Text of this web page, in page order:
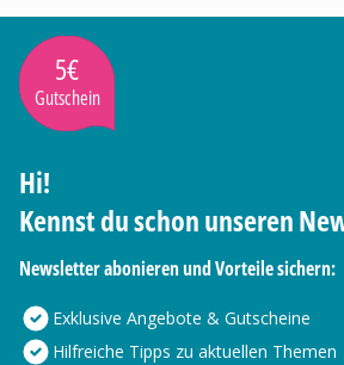
5€
Gutschein
Hi!
Kennst du schon unseren
Newsletter abonieren und Vorteile sichern:
Exklusive Angebote & Gutscheine
Hilfreiche Tipps zu aktuellen Themen